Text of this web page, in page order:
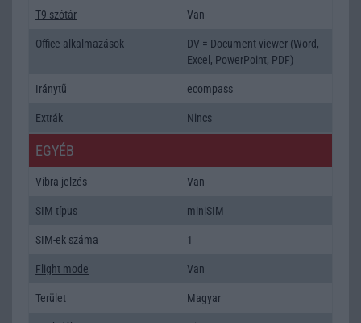
T9 szótár Van
Office alkalmazások
DV = Document viewer (Word,
Excel, PowerPoint, PDF)
Iránytũ ecompass
Extrák Nincs
EGYÉB
Vibra jelzés Van
SIM típus miniSIM
SIM-ek száma 1
Flight mode Van
Terület Magyar